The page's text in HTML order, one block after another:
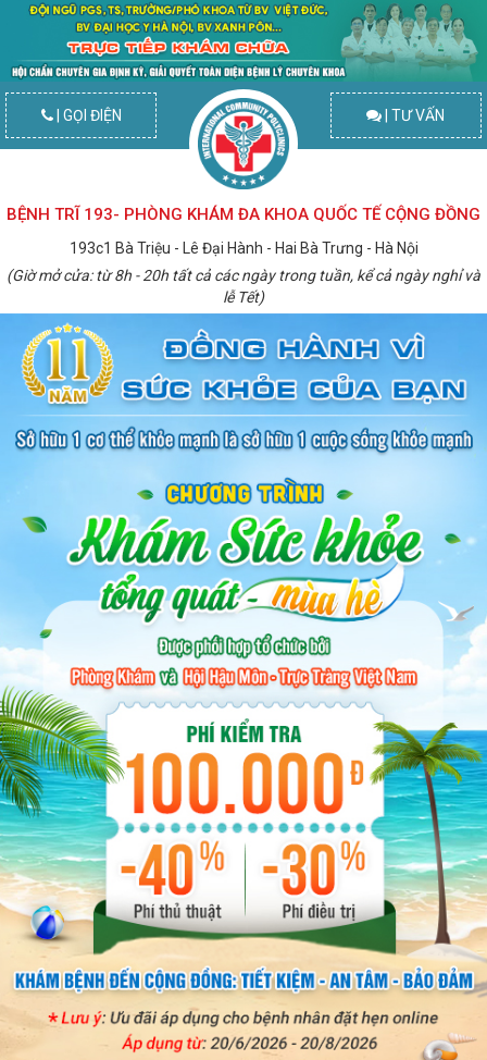
| GỌI ĐIỆN | TƯ VẤN
BỆNH TRĨ 193- PHÒNG KHÁM ĐA KHOA QUỐC TẾ CỘNG ĐỒNG
193c1 Bà Triệu - Lê Đại Hành - Hai Bà Trưng - Hà Nội
(Giờ mở cửa: từ 8h - 20h tất cả các ngày trong tuần, kể cả ngày nghỉ và
lễ Tết)